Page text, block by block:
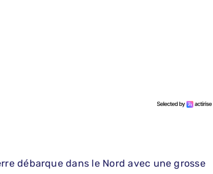
débarque dans le Nord avec une grosse